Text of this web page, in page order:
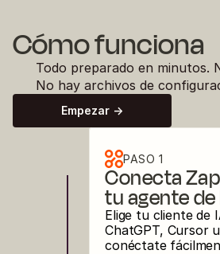
Cómo funciona
Todo preparado en minutos.
No hay archivos de
Empezar ->
PASO 1
Conecta
tu agente de
Elige tu cliente de
ChatGPT, Cursor
conéctate